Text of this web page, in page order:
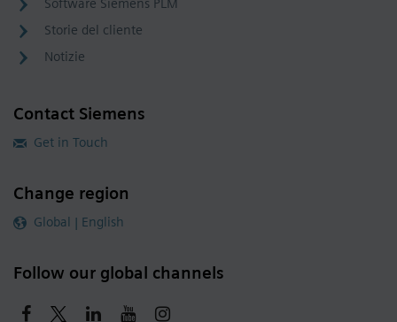
Software Siemens PLM
Storie del cliente
Notizie
Contact Siemens
Get in Touch
Change region
Global | English
Follow our global channels